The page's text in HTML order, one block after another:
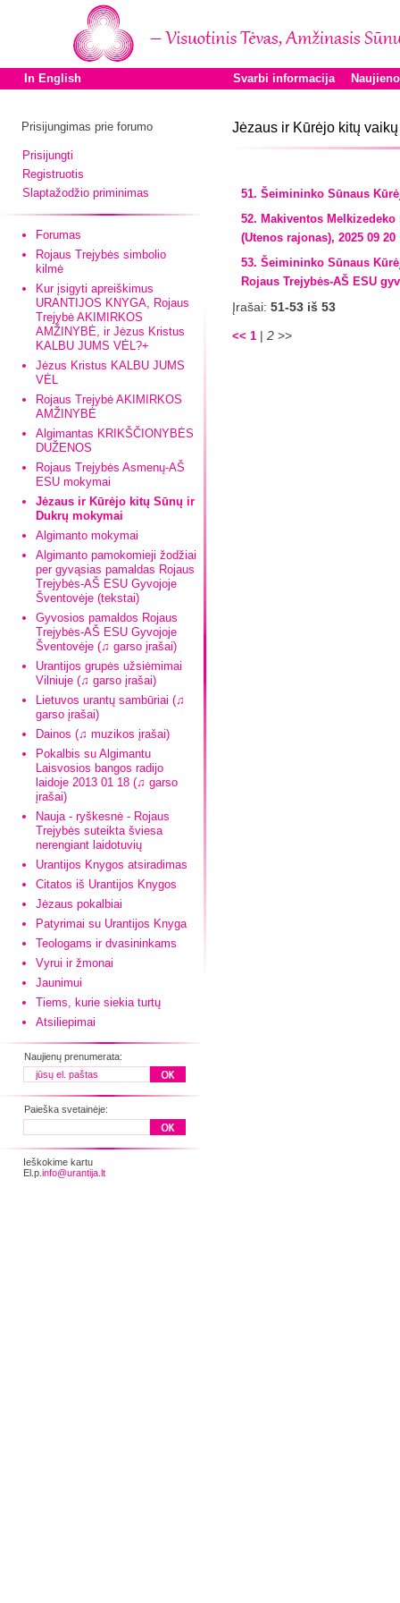
In English Svarbi informacija
Prisijungimas prie forumo
Prisijungti
Registruotis
Slaptažodžio priminimas
Forumas
Rojaus Trejybės simbolio
kilmė
Kur įsigyti apreiškimus
URANTIJOS KNYGA, Rojaus
Trejybė AKIMIRKOS
AMŽINYBĖ, ir Jėzus Kristus
KALBU JUMS VĖL?+
Jėzus Kristus KALBU JUMS
VĖL
Rojaus Trejybė AKIMIRKOS
AMŽINYBĖ
Algimantas KRIKŠČIONYBĖS
DUŽENOS
Rojaus Trejybės Asmenų-AŠ
ESU mokymai
Jėzaus ir Kūrėjo kitų Sūnų ir
Dukrų mokymai
Algimanto mokymai
Algimanto pamokomieji žodžiai
per gyvąsias pamaldas Rojaus
Trejybės-AŠ ESU Gyvojoje
Šventovėje (tekstai)
Gyvosios pamaldos Rojaus
Trejybės-AŠ ESU Gyvojoje
Šventovėje (♫ garso įrašai)
Urantijos grupės užsiėmimai
Vilniuje (♫ garso įrašai)
Lietuvos urantų sambūriai (♫
garso įrašai)
Dainos (♫ muzikos įrašai)
Pokalbis su Algimantu
Laisvosios bangos radijo
laidoje 2013 01 18 (♫ garso
įrašai)
Nauja - ryškesnė - Rojaus
Trejybės suteikta šviesa
nerengiant laidotuvių
Urantijos Knygos atsiradimas
Citatos iš Urantijos Knygos
Jėzaus pokalbiai
Patyrimai su Urantijos Knyga
Teologams ir dvasininkams
Vyrui ir žmonai
Jaunimui
Tiems, kurie siekia turtų
Atsiliepimai
Naujienų prenumerata:
Paieška svetainėje:
Ieškokime kartu
El.p. info@urantija.lt
Jėzaus ir Kūrėjo kitų
51. Šeimininko Sūnaus
52. Makiventos
(Utenos rajonas), 2025 09 20
53. Šeimininko Sūnaus
Rojaus Trejybės-AŠ ESU
Įrašai: 51-53 iš 53
<< 1 | 2 >>